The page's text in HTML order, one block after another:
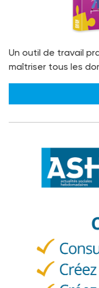
Un outil de travail
maîtriser tous les